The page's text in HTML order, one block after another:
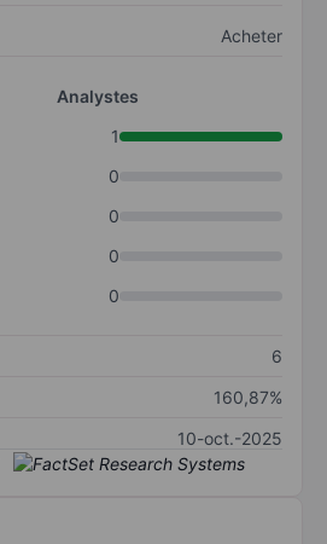
Acheter
Analystes
1
0
0
0
0
6
160,87%
10-oct.-2025